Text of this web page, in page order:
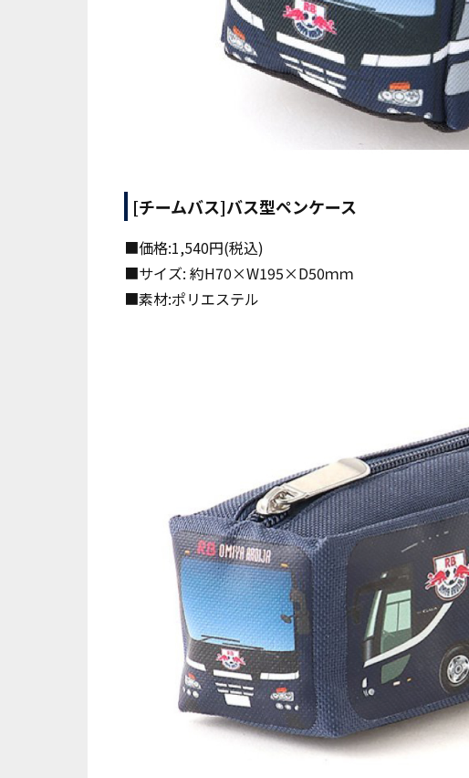
[チームバス]バス型ペンケース
■価格:1,540円(税込)
■サイズ: 約H70×W195×D50ｍｍ
■素材:ポリエステル